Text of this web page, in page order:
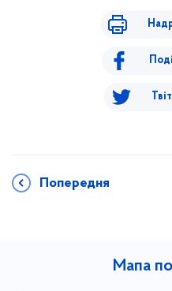
Попередня
Мапа